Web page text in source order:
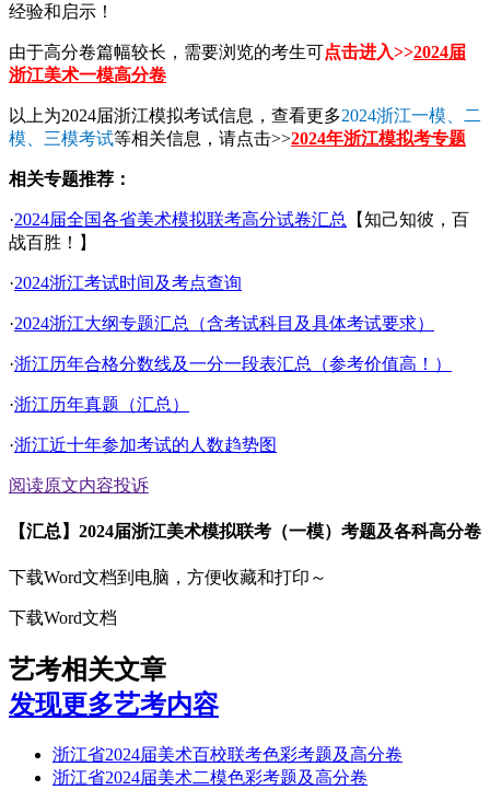
经验和启示！
由于高分卷篇幅较长，需要浏览的考生可点击进入>>2024届
浙江美术一模高分卷
以上为2024届浙江模拟考试信息，查看更多2024浙江一模、二
模、三模考试等相关信息，请点击>>2024年浙江模拟考专题
相关专题推荐：
·2024届全国各省美术模拟联考高分试卷汇总
【知己知彼，百
战百胜！】
·2024浙江考试时间及考点查询
·2024浙江大纲专题汇总（含考试科目及具体考试要求）
·浙江历年合格分数线及一分一段表汇总（参考价值高！）
·浙江历年真题（汇总）
·浙江近十年参加考试的人数趋势图
阅读原文内容投诉
【汇总】2024届浙江美术模拟联考（一模）考题及各科高分卷
下载Word文档到电脑，方便收藏和打印～
下载Word文档
艺考相关文章
发现更多艺考内容
浙江省2024届美术百校联考色彩考题及高分卷
浙江省2024届美术二模色彩考题及高分卷